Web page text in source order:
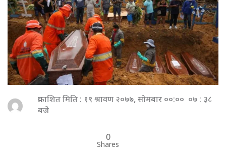
प्रकाशित मिति : १९ श्रावण २०७७, सोमबार ००:०० ०७ : ३८
बजे
0
Shares